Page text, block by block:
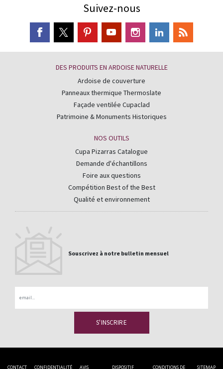
Suivez-nous
DES PRODUITS EN ARDOISE NATURELLE
Ardoise de couverture
Panneaux thermique Thermoslate
Façade ventilée Cupaclad
Patrimoine & Monuments Historiques
NOS OUTILS
Cupa Pizarras Catalogue
Demande d'échantillons
Foire aux questions
Compétition Best of the Best
Qualité et environnement
Souscrivez à notre bulletin mensuel
CONTACT CONFIDENTIALITÉ AVIS DISPOSITIF CONDITIONS DE SITEMAP